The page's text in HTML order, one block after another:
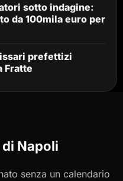
sotto indagine:
da 100mila euro per
prefettizi
Fratte
Napoli
senza un calendario